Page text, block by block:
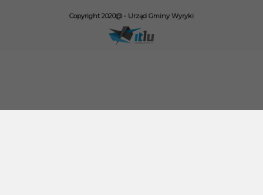
Copyright 2020@ - Urząd Gminy Wyryki